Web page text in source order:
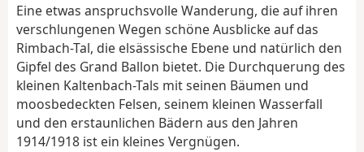
a
i
o
Eine etwas anspruchsvolle Wanderung, die auf ihren
verschlungenen Wegen schöne Ausblicke auf das
Rimbach-Tal, die elsässische Ebene und natürlich den
Gipfel des Grand Ballon bietet. Die Durchquerung des
kleinen Kaltenbach-Tals mit seinen Bäumen und
moosbedeckten Felsen, seinem kleinen Wasserfall
und den erstaunlichen Bädern aus den Jahren
1914/1918 ist ein kleines Vergnügen.